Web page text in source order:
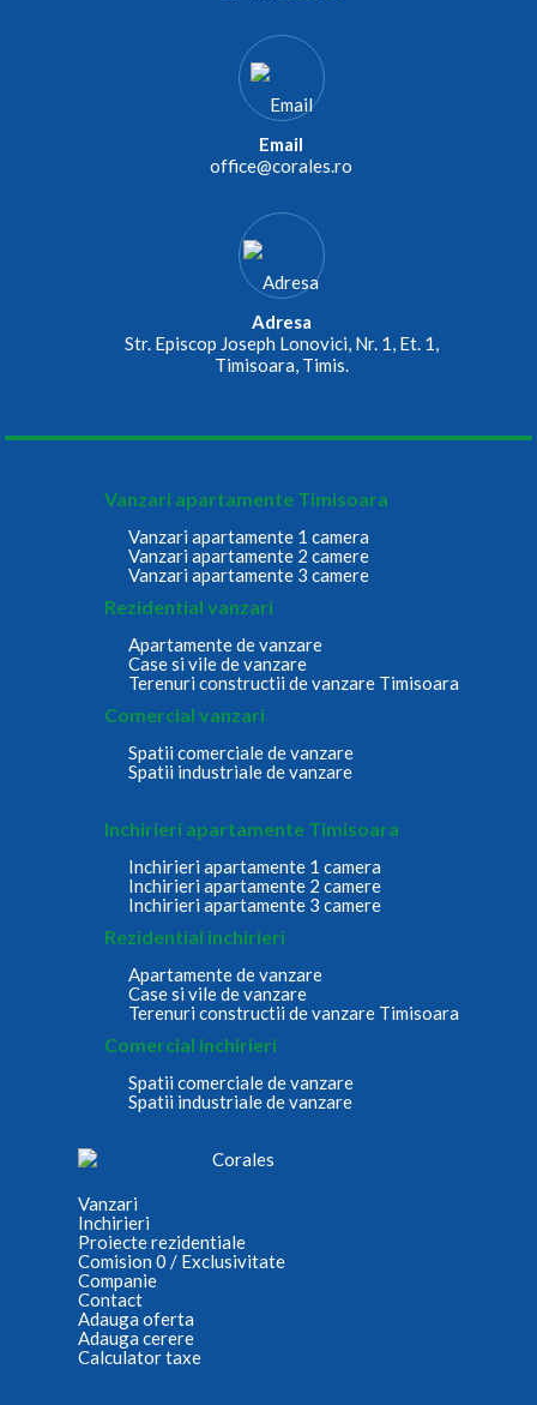
Email
office@corales.ro
Adresa
Str. Episcop Joseph Lonovici, Nr. 1, Et. 1,
Timisoara, Timis.
Vanzari apartamente Timisoara
Vanzari apartamente 1 camera
Vanzari apartamente 2 camere
Vanzari apartamente 3 camere
Rezidential vanzari
Apartamente de vanzare
Case si vile de vanzare
Terenuri constructii de vanzare Timisoara
Comercial vanzari
Spatii comerciale de vanzare
Spatii industriale de vanzare
Inchirieri apartamente Timisoara
Inchirieri apartamente 1 camera
Inchirieri apartamente 2 camere
Inchirieri apartamente 3 camere
Rezidential inchirieri
Apartamente de vanzare
Case si vile de vanzare
Terenuri constructii de vanzare Timisoara
Comercial inchirieri
Spatii comerciale de vanzare
Spatii industriale de vanzare
Vanzari
Inchirieri
Proiecte rezidentiale
Comision 0 / Exclusivitate
Companie
Contact
Adauga oferta
Adauga cerere
Calculator taxe